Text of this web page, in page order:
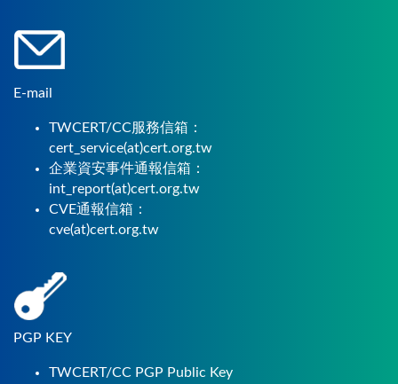
E-mail
TWCERT/CC服務信箱：
cert_service(at)cert.org.tw
企業資安事件通報信箱：
int_report(at)cert.org.tw
CVE通報信箱：
cve(at)cert.org.tw
PGP KEY
TWCERT/CC PGP Public Key